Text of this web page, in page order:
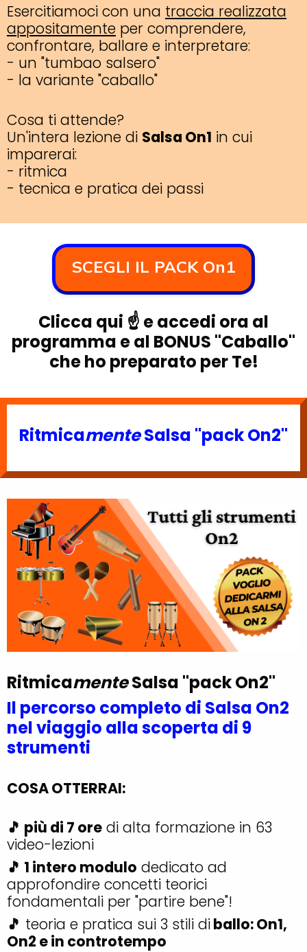
Esercitiamoci con una traccia realizzata
appositamente per comprendere,
confrontare, ballare e interpretare:
- un "tumbao salsero"
- la variante "caballo"
Cosa ti attende?
Un'intera lezione di Salsa On1 in cui
imparerai:
- ritmica
- tecnica e pratica dei passi
SCEGLI IL PACK On1
Clicca qui ☝️ e accedi ora al
programma e al BONUS "Caballo"
che ho preparato per Te!
RitmicamenteSalsa "pack On2"
RitmicamenteSalsa "pack On2"
Il percorso completo di Salsa On2
nel viaggio alla scoperta di 9
strumenti
COSA OTTERRAI:
🎵 più di 7 ore di alta formazione in 63
video-lezioni
🎵 1 intero modulo dedicato ad
approfondire concetti teorici
fondamentali per "partire bene"!
🎵 teoria e pratica sui 3 stili diballo: On1,
On2 e in controtempo